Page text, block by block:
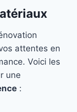
attentes en
Voici les
une
: